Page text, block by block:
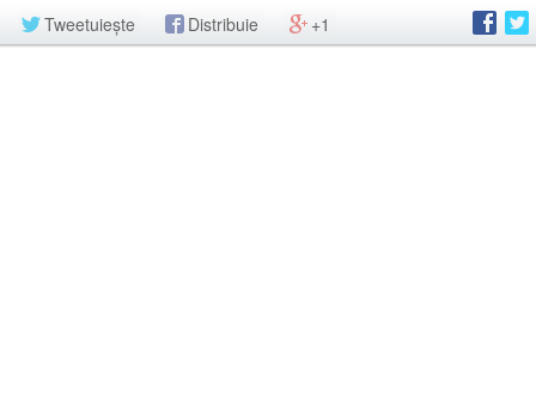
Tweetuiește Distribuie +1